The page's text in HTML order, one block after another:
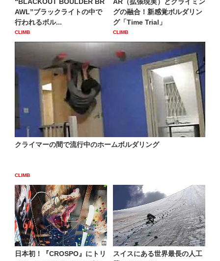
AWL”ブラックライトの中で
行われるボル...
CLIMB
グの融合！新感覚ボルダリン
グ「Time Trial」
CLIMB
クライマーの間で流行中のホームボルダリング
CLIMB
日本初！『CROSPO』にトリ
スイスにある世界最長の人工